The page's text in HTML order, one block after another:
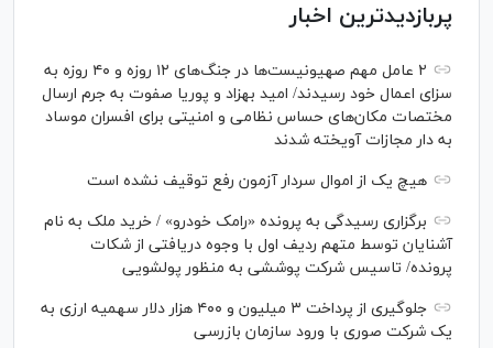
پربازدیدترین اخبار
۲ عامل مهم صهیونیست‌ها در جنگ‌های ۱۲ روزه و ۴۰ روزه به
سزای اعمال خود رسیدند/ امید بهزاد و پوریا صفوت به جرم ارسال
مختصات مکان‌های حساس نظامی و امنیتی برای افسران موساد
به دار مجازات آویخته شدند
هیچ یک از اموال سردار آزمون رفع توقیف نشده است
برگزاری رسیدگی به پرونده «رامک خودرو» / خرید ملک به نام
آشنایان توسط متهم ردیف اول با وجوه دریافتی از شکات
پرونده/ تاسیس شرکت پوششی به منظور پولشویی
جلوگیری از پرداخت ۳ میلیون و ۴۰۰ هزار دلار سهمیه ارزی به
یک شرکت صوری با ورود سازمان بازرسی